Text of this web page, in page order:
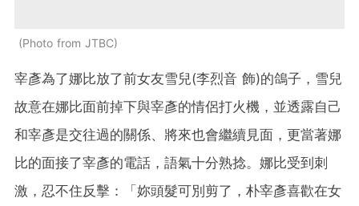
Photo from JTBC
宰彥為了娜比放了前女友雪兒(李烈音 飾)的鴿子，雪兒
故意在娜比面前掉下與宰彥的情侶打火機，並透露自己
和宰彥是交往過的關係、將來也會繼續見面，更當著娜
比的面接了宰彥的電話，語氣十分熟捻。娜比受到刺
激，忍不住反擊：「妳頭髮可別剪了，朴宰彥喜歡在女